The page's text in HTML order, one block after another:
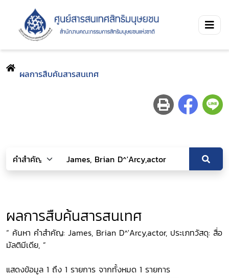
ผลการสืบค้นสารสนเทศ
ผลการสืบค้นสารสนเทศ
“ ค้นหา คำสำคัญ: James, Brian D^'Arcy,actor, ประเภทวัสดุ: สื่อ
มัลติมีเดีย, ”
แสดงข้อมูล 1 ถึง 1 รายการ จากทั้งหมด 1 รายการ